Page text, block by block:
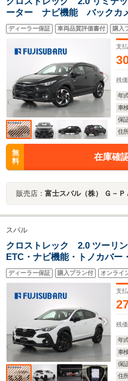
ーター ナビ機能 バックカ
ンディスプレイ パワーシ
ビークルディテクション ア
ーム 全車速追従クルコン
ディーラー保証 車両品質評価書付 購入
支
残
年
車検
保
住
無
料
在庫確
販売店： 富士スバル（株） Ｇ－Ｐ
スバル
クロストレック 2.0 ツーリ
ETC・ナビ機能・トノカバー
ォメーションディスプレイ・
LED&コーナリングランプ・
トヒーター・パワーシート
ディーラー保証 購入プラン付 オンライ
支
残
年
車検
保
住